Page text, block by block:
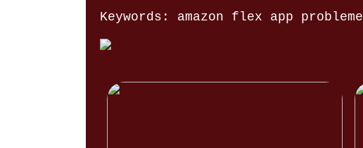
Keywords: amazon flex app probleme